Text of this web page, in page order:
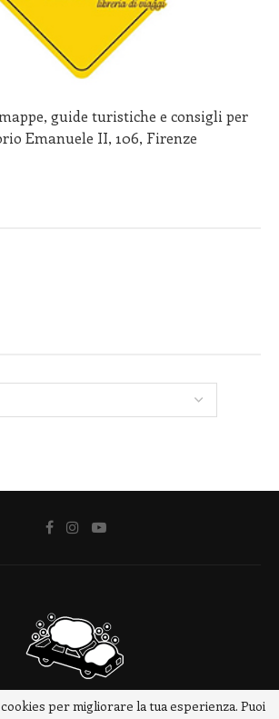
guide turistiche e consigli per
Emanuele II, 106, Firenze
per migliorare la tua esperienza. Puoi